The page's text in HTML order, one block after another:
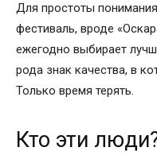
Для простоты
фестиваль, вроде
ежегодно выбирает
рода знак качества, в
Только время терять.
Кто эти